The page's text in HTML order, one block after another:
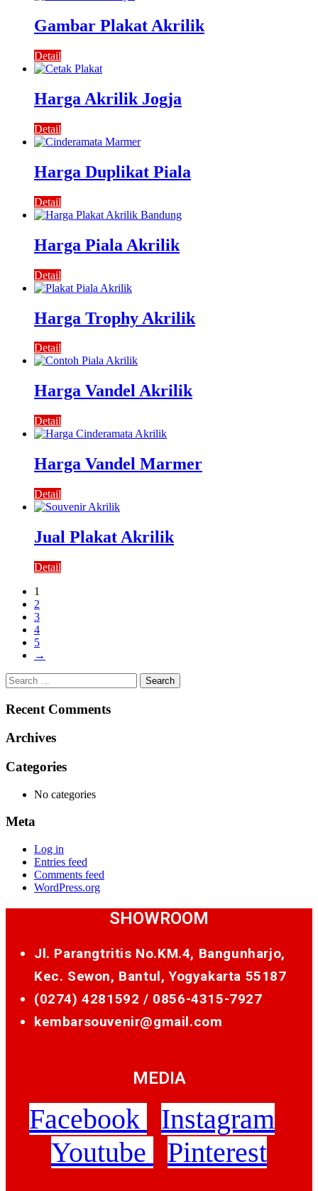
Gambar Plakat Akrilik
Detail
Harga Akrilik Jogja
Detail
Harga Duplikat Piala
Detail
Harga Piala Akrilik
Detail
Harga Trophy Akrilik
Detail
Harga Vandel Akrilik
Detail
Harga Vandel Marmer
Detail
Jual Plakat Akrilik
Detail
1
2
3
4
5
→
Search
for:
Recent Comments
Archives
Categories
No categories
Meta
Log in
Entries feed
Comments feed
WordPress.org
SHOWROOM
Jl. Parangtritis No.KM.4, Bangunharjo,
Kec. Sewon, Bantul, Yogyakarta 55187
(0274) 4281592 / 0856-4315-7927
kembarsouvenir@gmail.com
MEDIA
Facebook
Instagram
Youtube
Pinterest